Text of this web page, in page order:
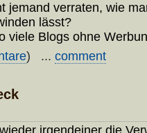
jemand verraten, wie
lässt?
viele Blogs ohne
) ... comment
irgendeiner die